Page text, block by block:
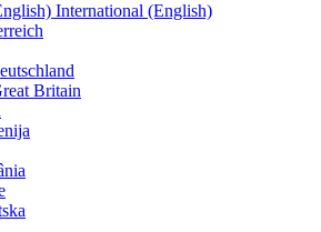
International (English)
Britain